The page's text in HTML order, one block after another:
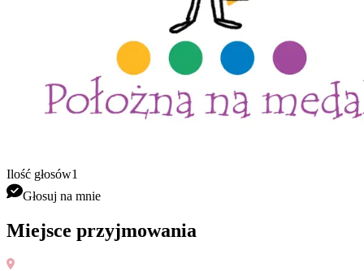
Ilość głosów1
Głosuj na mnie
Miejsce przyjmowania